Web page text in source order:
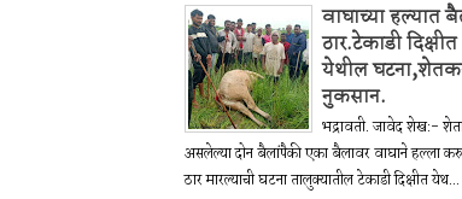
वाघाच्या हल्यात
ठार.टेकाडी दिक्षीत
येथील
नुकसान.
भद्रावती. जावेद शेख:-
असलेल्या दोन बैलांपैकी एका बैलावर वाघाने हल्ला
ठार मारल्याची घटना तालुक्यातील टेकाडी दिक्षीत येथ...